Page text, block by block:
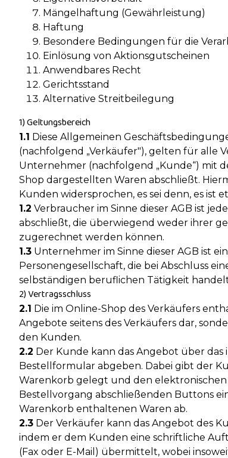
Mängelhaftung (Gewährleistung)
Haftung
Besondere Bedingungen für die
Einlösung von Aktionsgutscheinen
Anwendbares Recht
Gerichtsstand
Alternative Streitbeilegung
1) Geltungsbereich
1.1 Diese Allgemeinen
(nachfolgend „Verkäufer"), gelten für alle
Unternehmer (nachfolgend „Kunde“) mit
Shop dargestellten Waren abschließt.
Kunden widersprochen, es sei denn, es ist
1.2 Verbraucher im Sinne dieser AGB ist
abschließt, die überwiegend weder ihrer
zugerechnet werden können.
1.3 Unternehmer im Sinne dieser AGB ist
Personengesellschaft, die bei Abschluss
selbständigen beruflichen Tätigkeit
2) Vertragsschluss
2.1 Die im Online-Shop des Verkäufers
Angebote seitens des Verkäufers dar,
den Kunden.
2.2 Der Kunde kann das Angebot über
Bestellformular abgeben. Dabei gibt der
Warenkorb gelegt und den
Bestellvorgang abschließenden Buttons
Warenkorb enthaltenen Waren ab.
2.3 Der Verkäufer kann das Angebot des
indem er dem Kunden eine schriftliche
(Fax oder E-Mail) übermittelt, wobei